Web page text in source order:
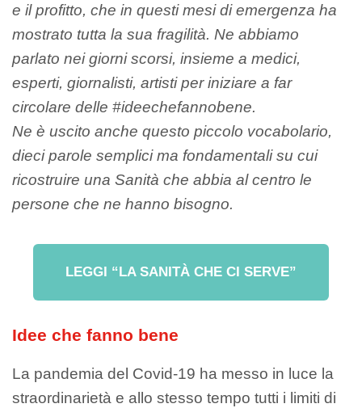
e il profitto, che in questi mesi di emergenza ha
mostrato tutta la sua fragilità. Ne abbiamo
parlato nei giorni scorsi, insieme a medici,
esperti, giornalisti, artisti per iniziare a far
circolare delle #ideechefannobene.
Ne è uscito anche questo piccolo vocabolario,
dieci parole semplici ma fondamentali su cui
ricostruire una Sanità che abbia al centro le
persone che ne hanno bisogno.
LEGGI “LA SANITÀ CHE CI SERVE”
Idee che fanno bene
La pandemia del Covid-19 ha messo in luce la
straordinarietà e allo stesso tempo tutti i limiti di